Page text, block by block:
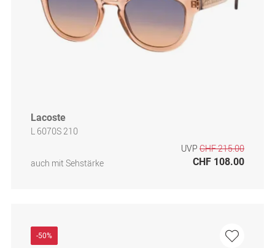
Lacoste
L 6070S 210
auch mit Sehstärke
UVP CHF 215.00
CHF 108.00
-50%